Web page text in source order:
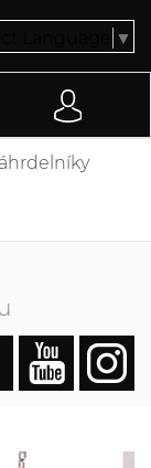
Language ▼